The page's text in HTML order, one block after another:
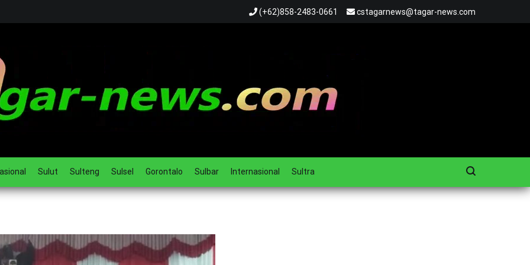
(+62)858-2483-0661 cstagarnews@tagar-news.com
Sulut Sulteng Sulsel Gorontalo Sulbar Internasional Sultra